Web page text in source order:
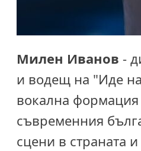
Милен Иванов -
и водещ на "Иде
вокална формация
съвременния
сцени в страната